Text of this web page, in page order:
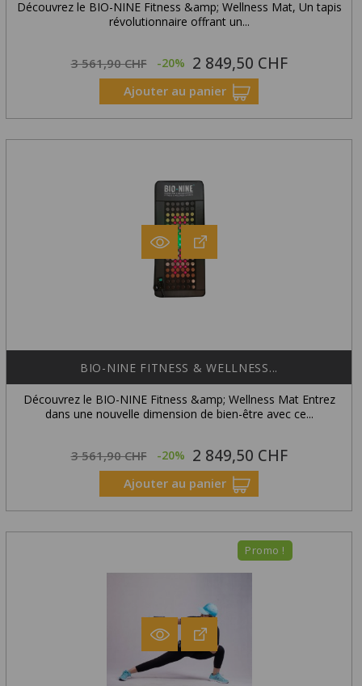
Découvrez le BIO-NINE Fitness &amp; Wellness Mat, Un tapis
révolutionnaire offrant un...
Prix
habituel
3 561,90 CHF -20% Prix
2 849,50 CHF
Ajouter au panier
BIO-NINE FITNESS & WELLNESS...
Découvrez le BIO-NINE Fitness &amp; Wellness Mat Entrez
dans une nouvelle dimension de bien-être avec ce...
Prix
habituel
3 561,90 CHF -20% Prix
2 849,50 CHF
Ajouter au panier
Promo !